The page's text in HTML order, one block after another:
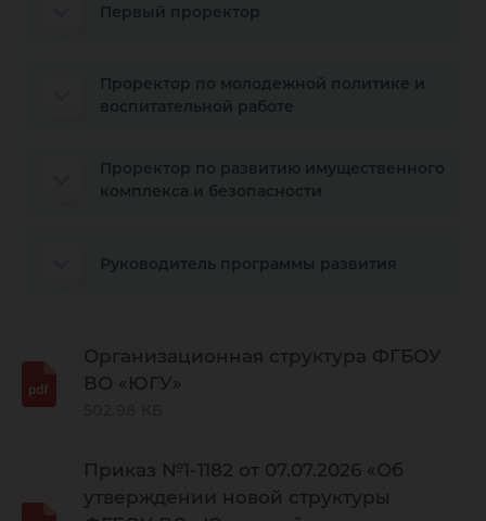
Первый проректор
Проректор по молодежной политике и
воспитательной работе
Проректор по развитию имущественного
комплекса и безопасности
Руководитель программы развития
Организационная структура ФГБОУ
ВО «ЮГУ»
Приказ №1-1182 от 07.07.2026 «Об
утверждении новой структуры